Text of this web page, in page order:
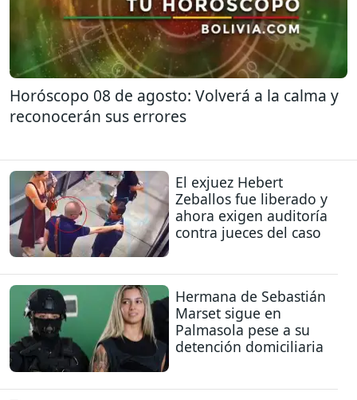
Horóscopo 08 de agosto: Volverá a la calma y
reconocerán sus errores
El exjuez Hebert
Zeballos fue liberado y
ahora exigen auditoría
contra jueces del caso
Hermana de Sebastián
Marset sigue en
Palmasola pese a su
detención domiciliaria